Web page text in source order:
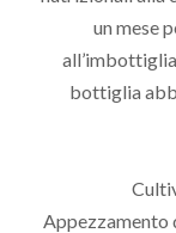
un mese
bottiglia
Appezzamento